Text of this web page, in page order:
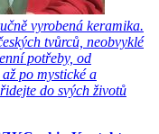
vyrobená keramika.
tvůrců, neobvyklé
potřeby, od
po mystické a
do svých životů